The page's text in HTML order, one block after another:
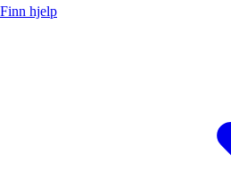
Finn hjelp